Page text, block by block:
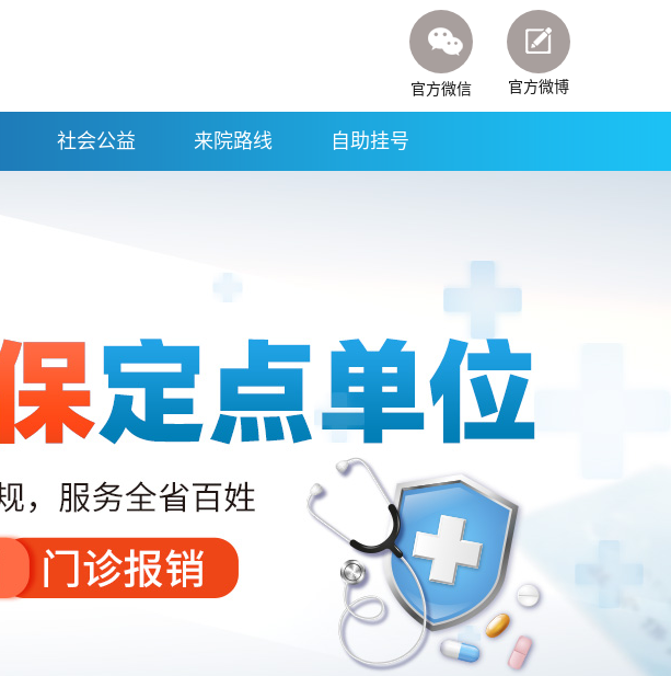
官方微博
官方微信
社会公益 来院路线 自助挂号